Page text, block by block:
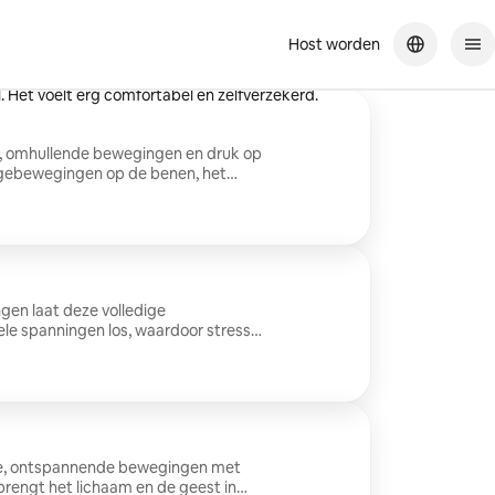
Host worden
bewegingen en druk op
op de benen, het
- 3 maanden. Elke twijfel over een
laat deze volledige
spanningen los, waardoor stress
operatie - 3 maanden. Elke twijfel
ontspannende bewegingen met
het lichaam en de geest in
volledig ontspannen (ik viel zelfs in slaap!). Uitstekende
Het voelt erg comfortabel en zelfverzekerd.